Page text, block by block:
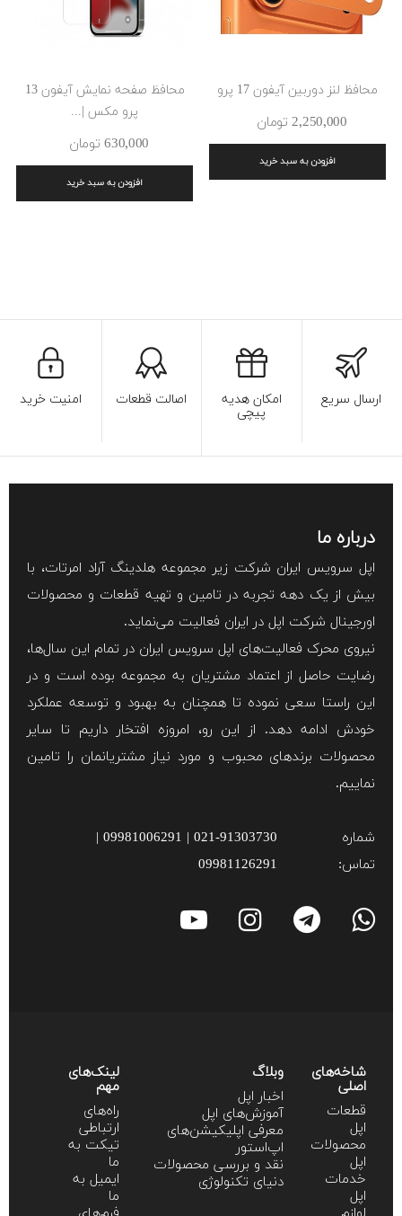
محافظ لنز دوربین آیفون 17 پرو
2٬250٬000 ‎تومان
افزودن به سبد خرید
محافظ صفحه نمایش آیفون 13
پرو مکس |...
630٬000 ‎تومان
افزودن به سبد خرید
ارسال سریع امکان هدیه
پیچی
اصالت قطعات امنیت خرید
درباره ما
اپل سرویس ایران شرکت زیر مجموعه هلدینگ آراد امرتات، با
بیش از یک دهه تجربه در تامین و تهیه قطعات و محصولات
اورجینال شرکت اپل در ایران فعالیت می‌نماید.
نیروی محرک فعالیت‌های اپل سرویس ایران در تمام این سال‌ها،
رضایت حاصل از اعتماد مشتریان به مجموعه بوده است و در
این راستا سعی نموده تا همچنان به بهبود و توسعه عملکرد
خودش ادامه دهد. از این رو، امروزه افتخار داریم تا سایر
محصولات برند‌های محبوب و مورد نیاز مشتریانمان را تامین
نماییم.
شماره
تماس:
021-91303730 | 09981006291 |
09981126291
شاخه‌های
اصلی
قطعات
اپل
محصولات
اپل
خدمات
اپل
وبلاگ
اخبار اپل
آموزش‌‌های اپل
معرفی اپلیکیشن‌های
اپ‌استور
نقد و بررسی محصولات
دنیای تکنولوژی
لینک‌های
مهم
راه‌های
ارتباطی
تیکت به
ما
ایمیل به
ما